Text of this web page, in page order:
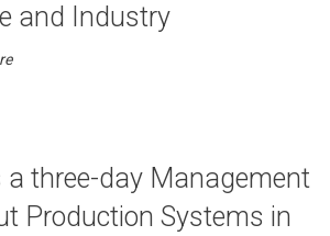
and Industry
a three-day Management
Production Systems in